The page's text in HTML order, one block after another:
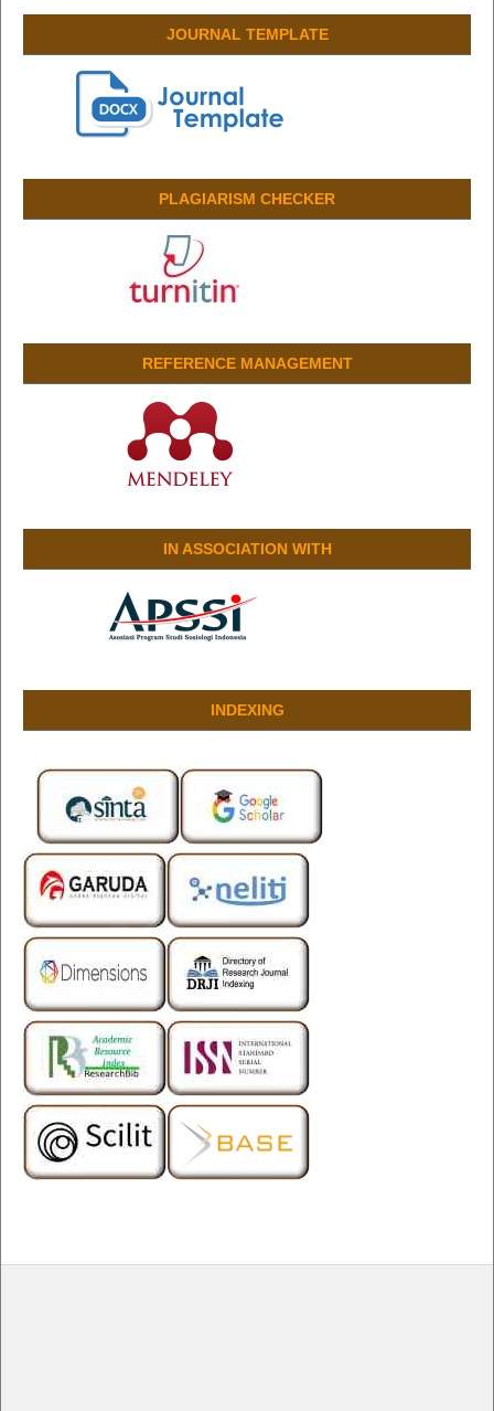
JOURNAL TEMPLATE
PLAGIARISM CHECKER
REFERENCE MANAGEMENT
IN ASSOCIATION WITH
INDEXING